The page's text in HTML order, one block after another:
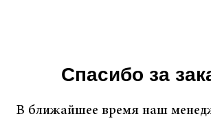
Спасибо за
В ближайшее время наш